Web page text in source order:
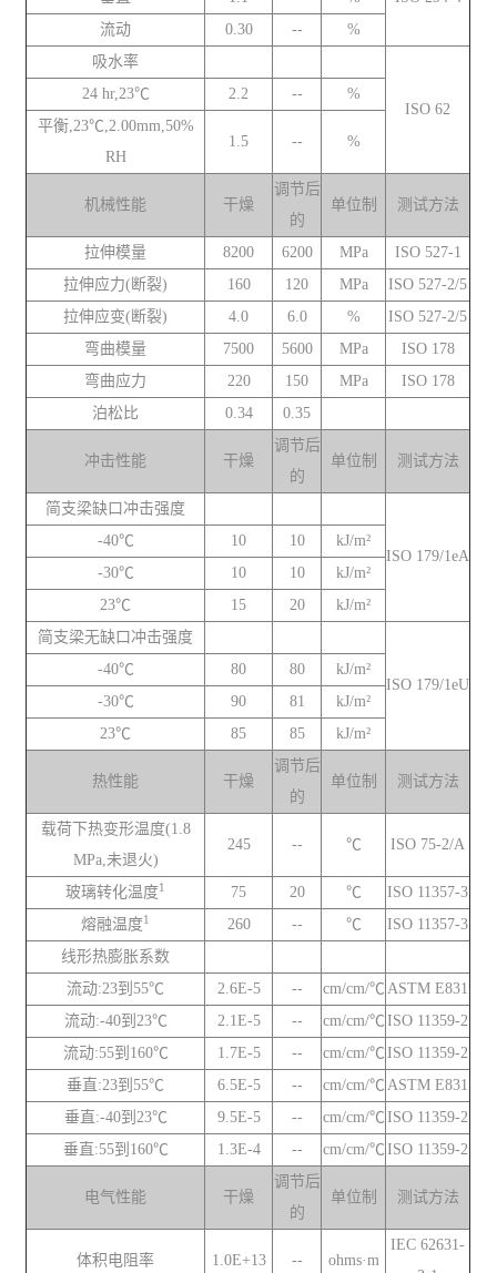
流动
0.30 --
%
吸水率
ISO 62
24 hr,23℃ 2.2 --
%
平衡,23℃,2.00mm,50%
RH
1.5 -- %
机械性能 干燥
调节后
的
单位制 测试方法
拉伸模量 8200 6200 MPa
ISO 527-1
拉伸应力(断裂)
160 120 MPa
ISO 527-2/5
拉伸应变(断裂)
4.0 6.0 %
ISO 527-2/5
弯曲模量
7500 5600 MPa
ISO 178
弯曲应力
220 150 MPa
ISO 178
泊松比
0.34 0.35
冲击性能 干燥
调节后
的
单位制 测试方法
简支梁缺口冲击强度
ISO 179/1eA
-40℃ 10 10
kJ/m²
-30℃
10 10
kJ/m²
23℃
15 20
kJ/m²
简支梁无缺口冲击强度
ISO 179/1eU
-40℃ 80 80
kJ/m²
-30℃
90 81
kJ/m²
23℃
85 85 kJ/m²
热性能 干燥
调节后
的
单位制 测试方法
载荷下热变形温度(1.8
MPa,未退火)
245 -- ℃ ISO 75-2/A
玻璃转化温度1 75 20 ℃
ISO 11357-3
熔融温度1 260 -- ℃
ISO 11357-3
线形热膨胀系数
流动:23到55℃
2.6E-5 -- cm/cm/℃ ASTM E831
流动:-40到23℃
2.1E-5 -- cm/cm/℃ ISO 11359-2
流动:55到160℃
1.7E-5 -- cm/cm/℃ ISO 11359-2
垂直:23到55℃
6.5E-5 -- cm/cm/℃ ASTM E831
垂直:-40到23℃
9.5E-5 -- cm/cm/℃ ISO 11359-2
垂直:55到160℃
1.3E-4 -- cm/cm/℃ ISO 11359-2
电气性能 干燥
调节后
的
单位制 测试方法
体积电阻率 1.0E+13 -- ohms·m
IEC 62631-